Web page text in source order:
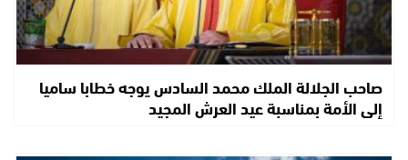
صاحب الجلالة الملك محمد السادس يوجه خطابا ساميا
إلى الأمة بمناسبة عيد العرش المجيد